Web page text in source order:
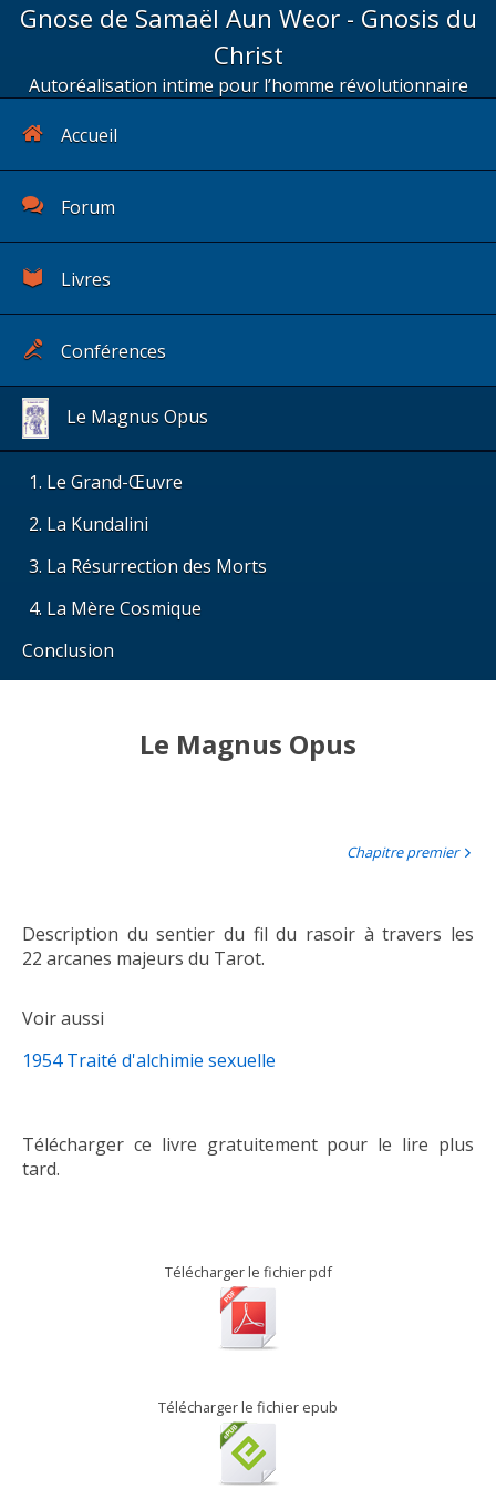
Gnose de Samaël Aun Weor - Gnosis du
Christ
Autoréalisation intime pour l’homme révolutionnaire
Accueil
Forum
Livres
Conférences
Le Magnus Opus
Le Grand-Œuvre
La Kundalini
La Résurrection des Morts
La Mère Cosmique
Conclusion
Le Magnus Opus
Chapitre premier
Description du sentier du fil du rasoir à travers les
22 arcanes majeurs du Tarot.
Voir aussi
1954 Traité d'alchimie sexuelle
Télécharger ce livre gratuitement pour le lire plus
tard.
Télécharger le fichier pdf
Télécharger le fichier epub